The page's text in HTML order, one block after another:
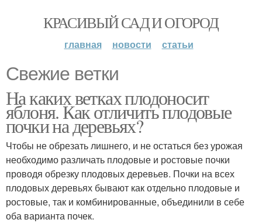
КРАСИВЫЙ САД И ОГОРОД
главная новости статьи
Свежие ветки
На каких ветках плодоносит
яблоня. Как отличить плодовые
почки на деревьях?
Чтобы не обрезать лишнего, и не остаться без урожая
необходимо различать плодовые и ростовые почки
проводя обрезку плодовых деревьев. Почки на всех
плодовых деревьях бывают как отдельно плодовые и
ростовые, так и комбинированные, объединили в себе
оба варианта почек.